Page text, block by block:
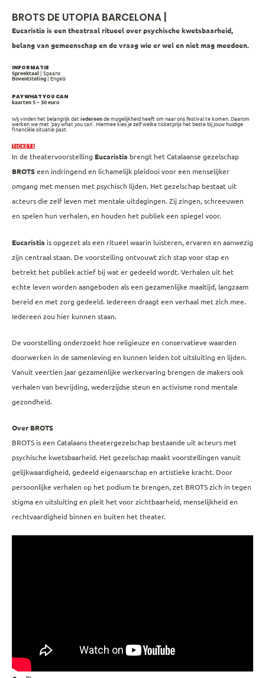
BROTS DE UTOPIA BARCELONA |
Eucaristia is een theatraal ritueel over psychische kwetsbaarheid,
belang van gemeenschap en de vraag wie er wel en niet mag meedoen.
INFORMATIE
Spreektaal
| Spaans
Boventiteling | Engels
PAY WHAT YOU CAN
kaarten 5 – 30 euro
Wij vinden het belangrijk dat iedereen de mogelijkheid heeft om naar ons festival te komen. Daarom
werken we met ‘pay what you can’. Hiermee kies je zelf welke ticketprijs het beste bij jouw huidige
financiële situatie past.
TICKETS
In de theatervoorstelling Eucaristia brengt het Catalaanse gezelschap
BROTS een indringend en lichamelijk pleidooi voor een menselijker
omgang met mensen met psychisch lijden. Het gezelschap bestaat uit
acteurs die zelf leven met mentale uitdagingen. Zij zingen, schreeuwen
en spelen hun verhalen, en houden het publiek een spiegel voor.
Eucaristia is opgezet als een ritueel waarin luisteren, ervaren en aanwezig
zijn centraal staan. De voorstelling ontvouwt zich stap voor stap en
betrekt het publiek actief bij wat er gedeeld wordt. Verhalen uit het
echte leven worden aangeboden als een gezamenlijke maaltijd, langzaam
bereid en met zorg gedeeld. Iedereen draagt een verhaal met zich mee.
Iedereen zou hier kunnen staan.
De voorstelling onderzoekt hoe religieuze en conservatieve waarden
doorwerken in de samenleving en kunnen leiden tot uitsluiting en lijden.
Vanuit veertien jaar gezamenlijke werkervaring brengen de makers ook
verhalen van bevrijding, wederzijdse steun en activisme rond mentale
gezondheid.
Over BROTS
BROTS is een Catalaans theatergezelschap bestaande uit acteurs met
psychische kwetsbaarheid. Het gezelschap maakt voorstellingen vanuit
gelijkwaardigheid, gedeeld eigenaarschap en artistieke kracht. Door
persoonlijke verhalen op het podium te brengen, zet BROTS zich in tegen
stigma en uitsluiting en pleit het voor zichtbaarheid, menselijkheid en
rechtvaardigheid binnen en buiten het theater.